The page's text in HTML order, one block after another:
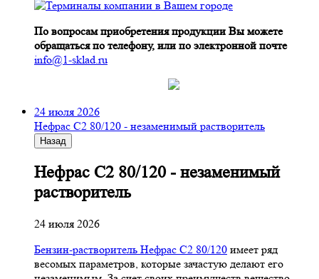
По вопросам приобретения продукции Вы можете
обращаться по телефону, или по электронной почте
info@1-sklad.ru
24 июля 2026
Нефрас С2 80/120 - незаменимый растворитель
Назад
Нефрас С2 80/120 - незаменимый
растворитель
24 июля 2026
Бензин-растворитель Нефрас С2 80/120 имеет ряд
весомых параметров, которые зачастую делают его